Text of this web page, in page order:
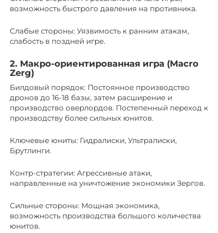
возможность быстрого давления на противника.
Слабые стороны: Уязвимость к ранним атакам,
слабость в поздней игре.
2. Макро-ориентированная игра (Macro
Zerg)
Билдовый порядок: Постоянное производство
дронов до 16-18 базы, затем расширение и
производство оверлордов. Постепенный переход к
производству более сильных юнитов.
Ключевые юниты: Гидралиски, Ультралиски,
Брутлинги.
Контр-стратегии: Агрессивные атаки,
направленные на уничтожение экономики Зергов.
Сильные стороны: Мощная экономика,
возможность производства большого количества
юнитов.